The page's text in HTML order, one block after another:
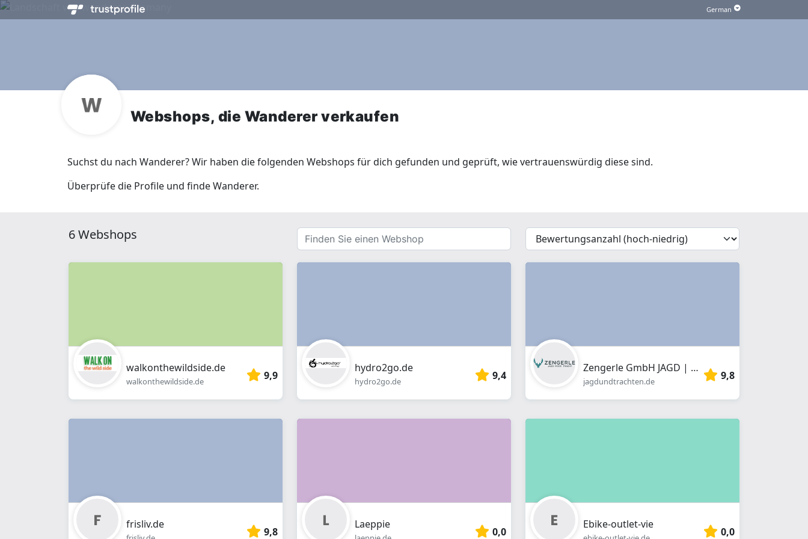
Webshops, die Wanderer verkaufen
Suchst du nach Wanderer? Wir haben die folgenden Webshops für dich gefunden und geprüft, wie vertrauenswürdig diese sind.
Überprüfe die Profile und finde Wanderer.
6 Webshops
Finden
Sie
einen
{{
__('Sort')
}}
walkonthewildside.de
walkonthewildside.de 9,9
hydro2go.de
hydro2go.de 9,4
Zengerle GmbH JAGD | MODE | TRACHT | jagdundtrachten.de
jagdundtrachten.de 9,8
frisliv.de
9,8
Laeppie
0,0
Ebike-outlet-vie
0,0